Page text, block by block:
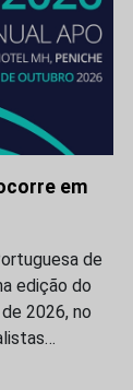
em
de
edição do
2026, no